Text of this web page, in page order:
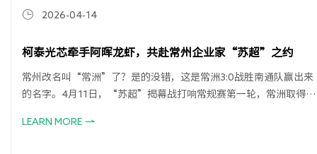
2026-04-14
柯泰光芯牵手阿晖龙虾，共赴常州企业家“苏超”之约
常州改名叫“常洲”了？是的没错，这是常洲3:0战胜南通队赢出来
的名字。4月11日，“苏超”揭幕战打响常规赛第一轮，常洲取得新
LEARN MORE